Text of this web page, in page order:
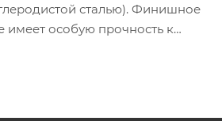
сталью). Финишное
имеет особую прочность к